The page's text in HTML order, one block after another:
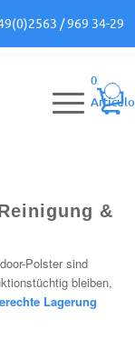
/ 969 34-29
0
Artículo
&
Polster sind
bleiben,
Lagerung